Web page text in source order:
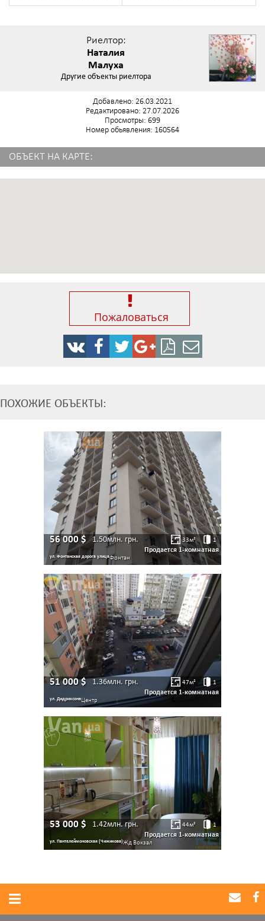
Риелтор:
Наталия
Малуха
Другие объекты риелтора
Добавлено: 26.03.2021
Редактировано: 27.07.2026
Просмотры: 699
Номер обьявления: 160564
ОБЪЕКТ НА КАРТЕ:
Пожаловаться
ПОХОЖИЕ ОБЪЕКТЫ:
56 000$ 1.50млн. грн. 33м² 1
Продается 1-комнатная
ул. Фонтанская дорога улицаФонтан
51 000$ 1.36млн. грн. 47м² 1
Продается 1-комнатная
ул. ДидрихсонаЦентр
53 000 $ 1.42млн.грн. 44м² 1
Продается 1-комнатная
ул. Пантелеймоновская (Чижикова)Жд Вокзал